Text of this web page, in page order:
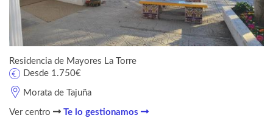
Residencia de Mayores La Torre
Morata de Tajuña
Desde 1.750€
Ver centro Te lo gestionamos